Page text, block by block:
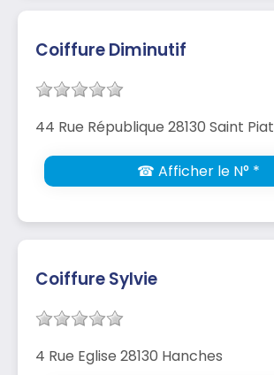
Coiffure Diminutif
44 Rue République 28130 Saint Piat
☎ Afficher le N° *
Coiffure Sylvie
4 Rue Eglise 28130 Hanches